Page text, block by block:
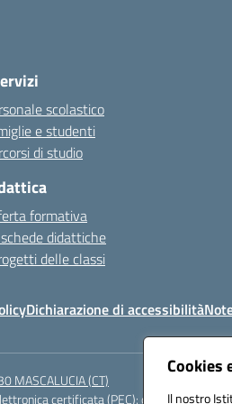
Cookies
Il nostro
scolastico
e studenti
di studio
formativa
didattiche
delle classi
Dichiarazione di accessibilità
MASCALUCIA (CT)
certificata (PEC):